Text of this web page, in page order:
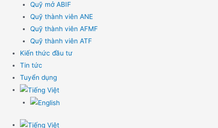
Quỹ mở ABIF
Quỹ thành viên ANE
Quỹ thành viên AFMF
Quỹ thành viên ATF
Kiến thức đầu tư
Tin tức
Tuyển dụng